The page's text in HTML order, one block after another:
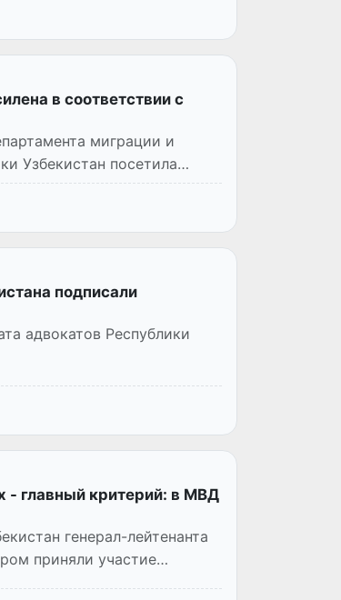
в соответствии с
миграции и
Узбекистан посетила
подписали
адвокатов Республики
- главный критерий: в МВД
генерал-лейтенанта
приняли участие